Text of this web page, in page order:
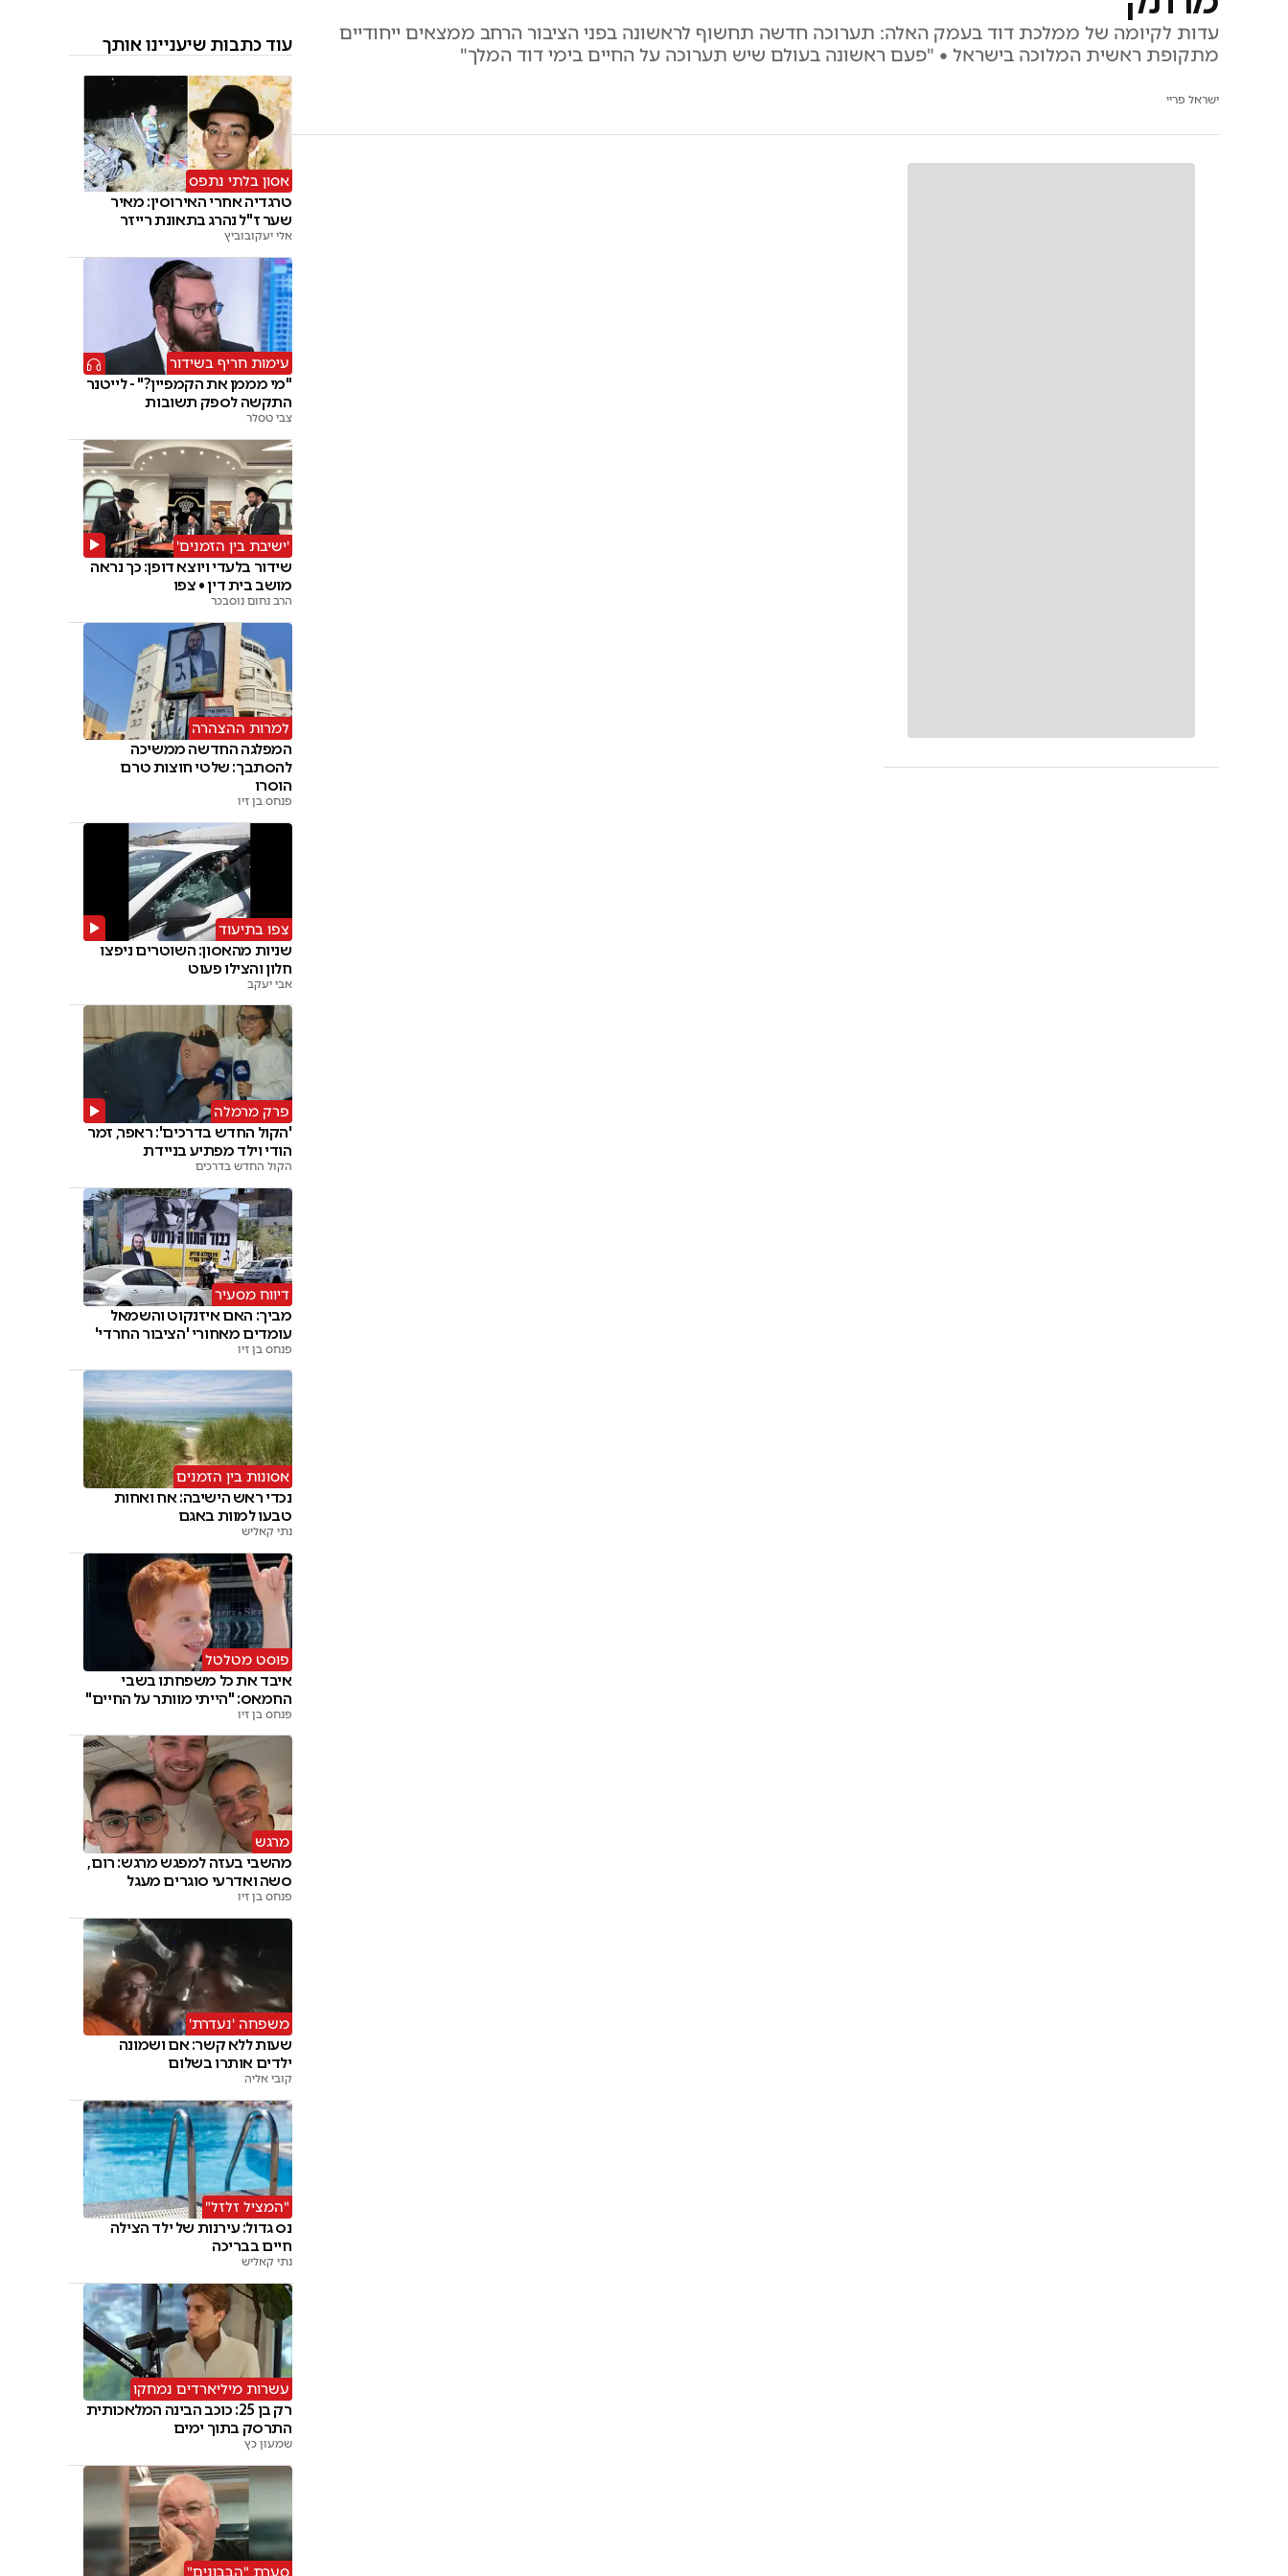
עדות לקיומה של ממלכת דוד בעמק האלה: תערוכה חדשה תחשוף לראשונה בפני הציבור הרחב ממצאים ייחודיים
מתקופת ראשית המלוכה בישראל • "פעם ראשונה בעולם שיש תערוכה על החיים בימי דוד המלך"
ישראל פריי
עוד כתבות שיעניינו אותך
אסון בלתי נתפס
טרגדיה אחרי האירוסין: מאיר
שער ז"ל נהרג בתאונת רייזר
אלי יעקובוביץ
עימות חריף בשידור
"מי מממן את הקמפיין?" - לייטנר
התקשה לספק תשובות
צבי טסלר
'ישיבת בין הזמנים'
שידור בלעדי ויוצא דופן: כך נראה
מושב בית דין • צפו
הרב נחום נוסבכר
למרות ההצהרה
המפלגה החדשה ממשיכה
להסתבך: שלטי חוצות טרם
הוסרו
פנחס בן זיו
צפו בתיעוד
שניות מהאסון: השוטרים ניפצו
חלון והצילו פעוט
אבי יעקב
פרק מרמלה
'הקול החדש בדרכים': ראפר, זמר
הודי וילד מפתיע בניידת
הקול החדש בדרכים
דיווח מסעיר
מביך: האם איזנקוט והשמאל
עומדים מאחורי 'הציבור החרדי'
פנחס בן זיו
אסונות בין הזמנים
נכדי ראש הישיבה: אח ואחות
טבעו למוות באגם
נתי קאליש
פוסט מטלטל
איבד את כל משפחתו בשבי
החמאס: "הייתי מוותר על החיים"
פנחס בן זיו
מרגש
מהשבי בעזה למפגש מרגש: רום,
סשה ואדרעי סוגרים מעגל
פנחס בן זיו
משפחה 'נעדרת'
שעות ללא קשר: אם ושמונה
ילדים אותרו בשלום
קובי אליה
"המציל זלזל"
נס גדול: עירנות של ילד הצילה
חיים בבריכה
נתי קאליש
עשרות מיליארדים נמחקו
רק בן 25: כוכב הבינה המלאכותית
התרסק בתוך ימים
שמעון כץ
סערת "הבבונים"